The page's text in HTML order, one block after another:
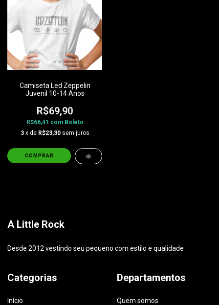
Camiseta Led Zeppelin
Juvenil 10-14 Anos
R$69,90
R$66,41 com Boleto
3 x de R$23,30 sem juros
COMPRAR
A Little Rock
Desde 2012 vestindo seu pequeno com estilo e qualidade
Categorias
Início
Departamentos
Quem somos